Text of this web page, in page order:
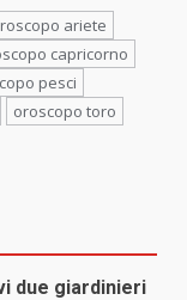
ariete
capricorno
pesci
oroscopo toro
due giardinieri